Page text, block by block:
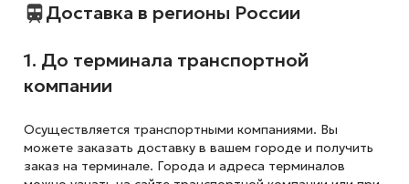
Доставка в регионы России
1. До терминала транспортной
компании
Осуществляется транспортными компаниями. Вы
можете заказать доставку в вашем городе и получить
заказ на терминале. Города и адреса терминалов